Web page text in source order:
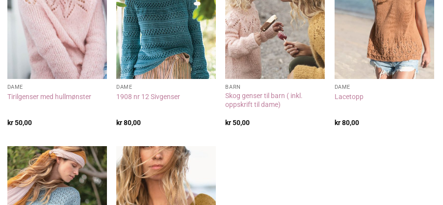
DAME
Tirilgenser med hullmønster
kr50,00
DAME
1908 nr 12 Sivgenser
kr80,00
BARN
Skog genser til barn ( inkl.
oppskrift til dame)
kr50,00
DAME
Lacetopp
kr80,00